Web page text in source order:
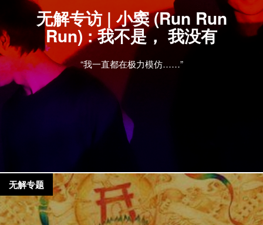
无解专访 | 小窦 (Run Run
Run) : 我不是， 我没有
“我一直都在极力模仿……”
无解专题